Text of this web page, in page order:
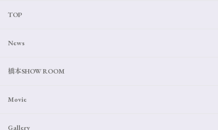
TOP
News
橋本SHOW ROOM
Movie
Gallery